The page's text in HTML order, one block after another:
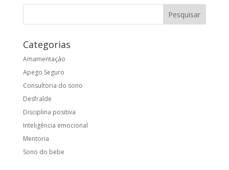
Categorias
Amamentação
Apego Seguro
Consultoria do sono
Desfralde
Disciplina positiva
Inteligência emocional
Mentoria
Sono do bebe